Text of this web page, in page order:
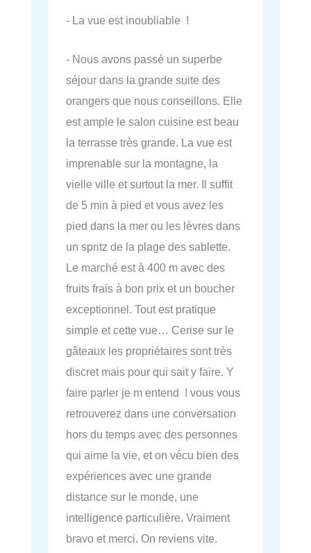
- La vue est inoubliable !
- Nous avons passé un superbe
séjour dans la grande suite des
orangers que nous conseillons. Elle
est ample le salon cuisine est beau
la terrasse très grande. La vue est
imprenable sur la montagne, la
vielle ville et surtout la mer. Il suffit
de 5 min à pied et vous avez les
pied dans la mer ou les lèvres dans
un spritz de la plage des sablette.
Le marché est à 400 m avec des
fruits frais à bon prix et un boucher
exceptionnel. Tout est pratique
simple et cette vue… Cerise sur le
gâteaux les propriétaires sont très
discret mais pour qui sait y faire. Y
faire parler je m entend ! vous vous
retrouverez dans une conversation
hors du temps avec des personnes
qui aime la vie, et on vécu bien des
expériences avec une grande
distance sur le monde, une
intelligence particulière. Vraiment
bravo et merci. On reviens vite.